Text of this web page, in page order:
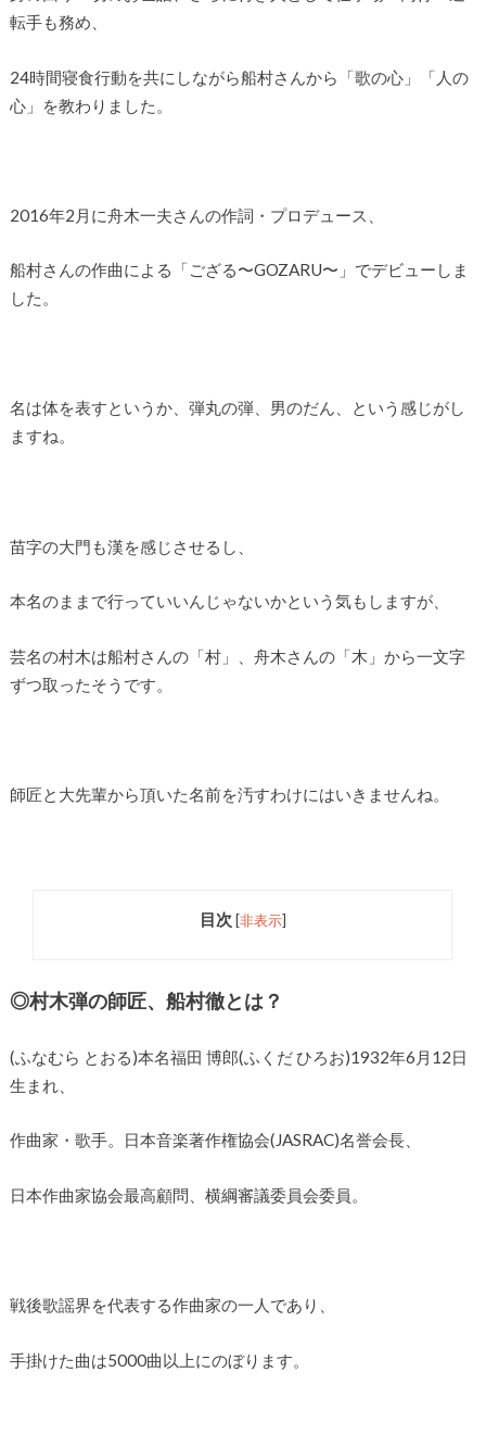
転手も務め、
24時間寝食行動を共にしながら船村さんから「歌の心」「人の
心」を教わりました。
2016年2月に舟木一夫さんの作詞・プロデュース、
船村さんの作曲による「ござる〜GOZARU〜」でデビューしま
した。
名は体を表すというか、弾丸の弾、男のだん、という感じがし
ますね。
苗字の大門も漢を感じさせるし、
本名のままで行っていいんじゃないかという気もしますが、
芸名の村木は船村さんの「村」、舟木さんの「木」から一文字
ずつ取ったそうです。
師匠と大先輩から頂いた名前を汚すわけにはいきませんね。
目次 [非表示]
◎村木弾の師匠、船村徹とは？
(ふなむら とおる)本名福田 博郎(ふくだ ひろお)1932年6月12日
生まれ、
作曲家・歌手。日本音楽著作権協会(JASRAC)名誉会長、
日本作曲家協会最高顧問、横綱審議委員会委員。
戦後歌謡界を代表する作曲家の一人であり、
手掛けた曲は5000曲以上にのぼります。